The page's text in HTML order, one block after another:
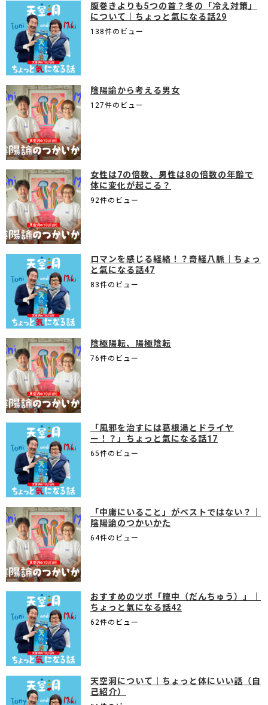
腹巻きよりも5つの首？冬の「冷え対策」
について｜ちょっと氣になる話29
138件のビュー
陰陽論から考える男女
127件のビュー
女性は7の倍数、男性は8の倍数の年齢で
体に変化が起こる？
92件のビュー
ロマンを感じる経絡！？奇経八脈｜ちょっ
と氣になる話47
83件のビュー
陰極陽転、陽極陰転
76件のビュー
「風邪を治すには葛根湯とドライヤ
ー！？」ちょっと氣になる話17
65件のビュー
「中庸にいること」がベストではない？｜
陰陽論のつかいかた
64件のビュー
おすすめのツボ「膻中（だんちゅう）」｜
ちょっと氣になる話42
62件のビュー
天空洞について｜ちょっと体にいい話（自
己紹介）